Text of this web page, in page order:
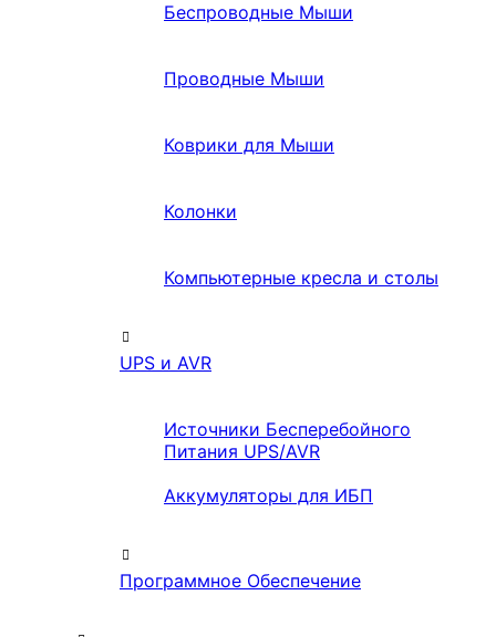
Беспроводные Мыши
Проводные Мыши
Коврики для Мыши
Колонки
Компьютерные кресла и столы
UPS и AVR
Источники Бесперебойного
Питания UPS/AVR
Аккумуляторы для ИБП
Программное Обеспечение